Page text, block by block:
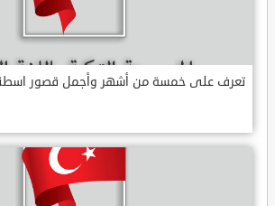
تعرف على خمسة من أشهر وأجمل قصور